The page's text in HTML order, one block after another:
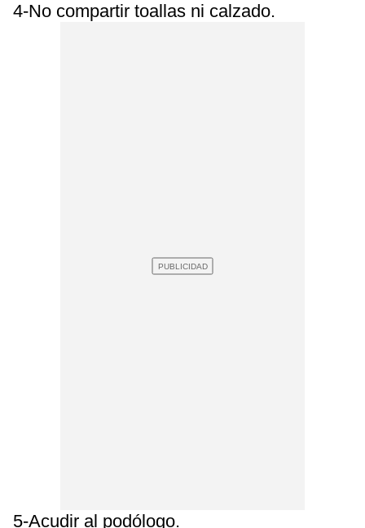
4-No compartir toallas ni calzado.
5-Acudir al podólogo.